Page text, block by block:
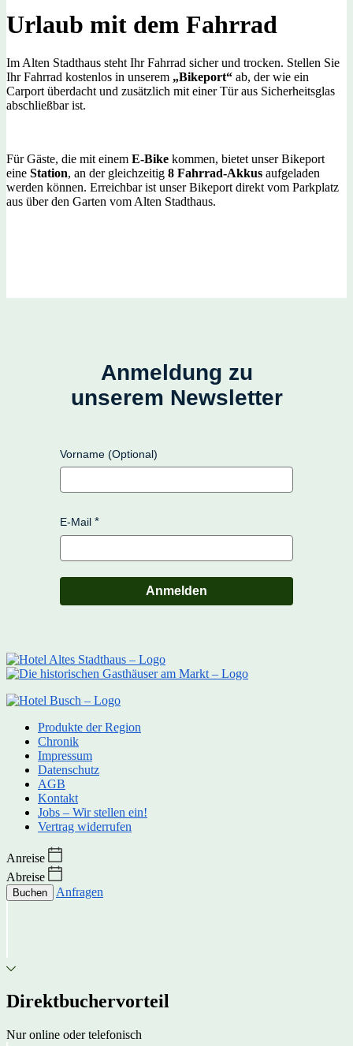
Urlaub mit dem Fahrrad
Im Alten Stadthaus steht Ihr Fahrrad sicher und trocken. Stellen Sie
Ihr Fahrrad kostenlos in unserem „Bikeport“ ab, der wie ein
Carport überdacht und zusätzlich mit einer Tür aus Sicherheitsglas
abschließbar ist.
Für Gäste, die mit einem E-Bike kommen, bietet unser Bikeport
eine Station, an der gleichzeitig 8 Fahrrad-Akkus aufgeladen
werden können. Erreichbar ist unser Bikeport direkt vom Parkplatz
aus über den Garten vom Alten Stadthaus.
Anmeldung zu
unserem Newsletter
Vorname (Optional)
E-Mail
Anmelden
Produkte der Region
Chronik
Impressum
Datenschutz
AGB
Kontakt
Jobs – Wir stellen ein!
Vertrag widerrufen
Anreise
Abreise
Buchen Anfragen
Direktbuchervorteil
Nur online oder telefonisch